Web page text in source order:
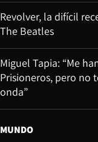
Revolver, la difícil
The Beatles
Miguel Tapia: “Me
Prisioneros, pero no
onda”
MUNDO